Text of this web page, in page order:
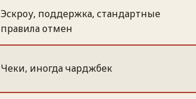
Эскроу, поддержка, стандартные
правила отмен
Чеки, иногда чарджбек